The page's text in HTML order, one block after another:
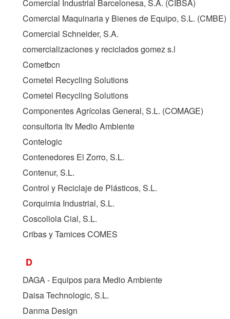
Comercial Industrial Barcelonesa, S.A. (CIBSA)
Comercial Maquinaria y Bienes de Equipo, S.L. (CMBE)
Comercial Schneider, S.A.
comercializaciones y reciclados gomez s.l
Cometbcn
Cometel Recycling Solutions
Cometel Recycling Solutions
Componentes Agrícolas General, S.L. (COMAGE)
consultoria Itv Medio Ambiente
Contelogic
Contenedores El Zorro, S.L.
Contenur, S.L.
Control y Reciclaje de Plásticos, S.L.
Corquimia Industrial, S.L.
Coscollola Cial, S.L.
Cribas y Tamices COMES
D
DAGA - Equipos para Medio Ambiente
Daisa Technologic, S.L.
Danma Design